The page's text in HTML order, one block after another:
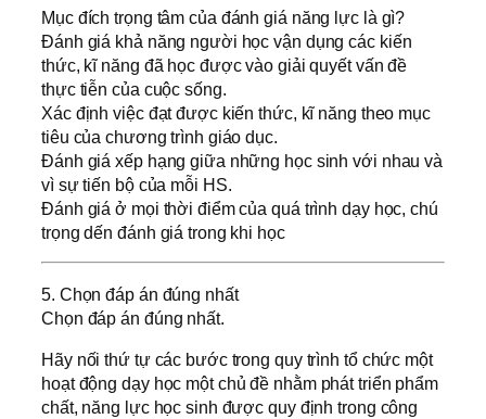
Mục đích trọng tâm của đánh giá năng lực là gì?
Đánh giá khả năng người học vận dụng các kiến
thức, kĩ năng đã học được vào giải quyết vấn đề
thực tiễn của cuộc sống.
Xác định việc đạt được kiến thức, kĩ năng theo mục
tiêu của chương trình giáo dục.
Đánh giá xếp hạng giữa những học sinh với nhau và
vì sự tiến bộ của mỗi HS.
Đánh giá ở mọi thời điểm của quá trình dạy học, chú
trọng dến đánh giá trong khi học
5. Chọn đáp án đúng nhất
Chọn đáp án đúng nhất.
Hãy nối thứ tự các bước trong quy trình tổ chức một
hoạt động dạy học một chủ đề nhằm phát triển phẩm
chất, năng lực học sinh được quy định trong công